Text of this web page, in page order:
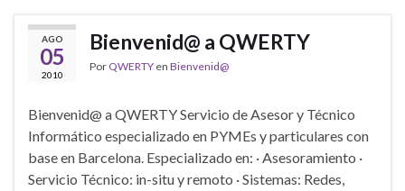
AGO
05
2010
Bienvenid@ a QWERTY
Por QWERTY en Bienvenid@
Bienvenid@ a QWERTY Servicio de Asesor y Técnico
Informático especializado en PYMEs y particulares con
base en Barcelona. Especializado en: · Asesoramiento ·
Servicio Técnico: in-situ y remoto · Sistemas: Redes,